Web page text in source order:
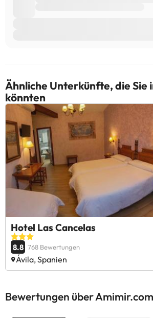
Ähnliche Unterkünfte, die Sie
könnten
Hotel Las Cancelas
8.8 768 Bewertungen
Ávila, Spanien
Bewertungen über Amimir.com